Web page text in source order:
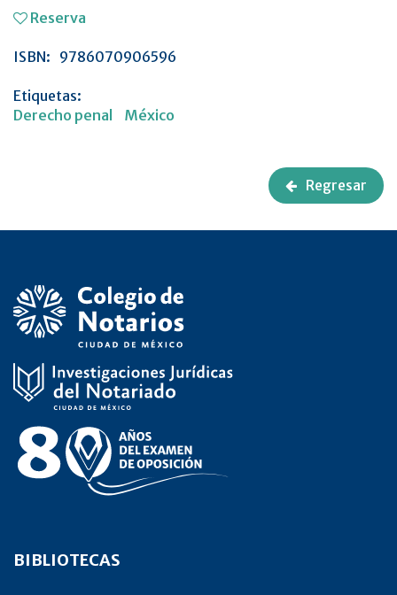
Reserva
ISBN: 9786070906596
Etiquetas:
Derecho penal
México
Regresar
BIBLIOTECAS